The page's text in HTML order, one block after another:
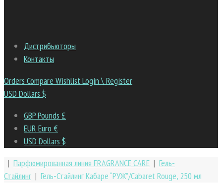
Дистрибьюторы
Контакты
Orders Compare WishlistLogin \ Register
USD Dollars $
GBP Pounds £
EUR Euro €
USD Dollars $
| Парфюмированная линия FRAGRANCE CARE | Гель-
Стайлинг | Гель-Стайлинг Кабаре “РУЖ”/Cabaret Rouge, 250 мл